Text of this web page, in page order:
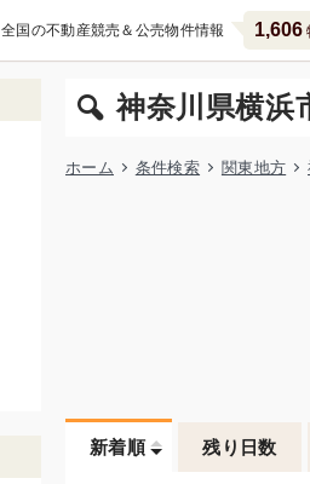
全国の不動産競売＆公売物件情報 1,606
神奈川県横浜
ホーム 条件検索 関東地方
新着順 残り日数